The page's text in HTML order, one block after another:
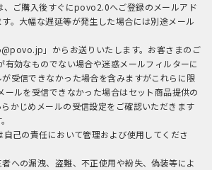
、ご購入後すぐにpovo2.0へご登録のメールアド
。大幅な遅延等が発生した場合には別途メール
」からお送りいたします。お客さまのご
有効なものでない場合や迷惑メールフィルターに
受信できなかった場合を含みますがこれらに限
ールを受信できなかった場合はセット商品提供の
かじめメールの受信設定をご確認いただきます
自己の責任において管理および使用してくださ
への漏洩、盗難、不正使用や紛失、偽装等によ